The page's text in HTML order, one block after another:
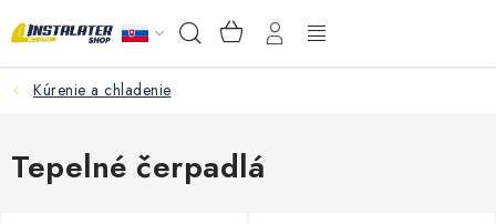
na
Hľadať NÁKUPNÝ
KOŠÍK
VEĽKOOBCHOD
AKO VYBRAŤ?
Kúrenie a chladenie
Tepelné čerpadlá